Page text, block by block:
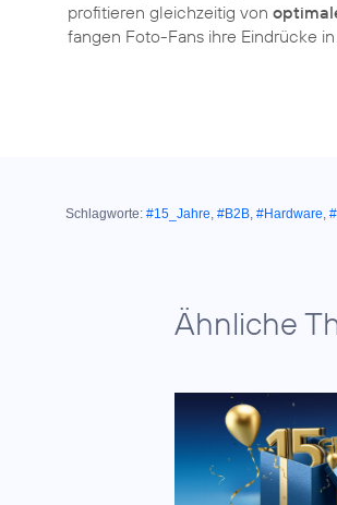
profitieren gleichzeitig von
fangen Foto-Fans ihre Eindrücke in
Schlagworte: #15_Jahre, #B2B, #Hardware,
Ähnliche